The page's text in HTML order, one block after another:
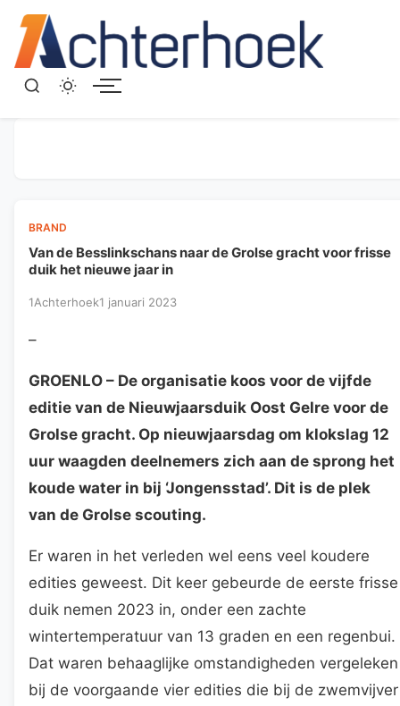
BRAND
Van de Besslinkschans naar de Grolse gracht voor frisse
duik het nieuwe jaar in
1Achterhoek1 januari 2023
–
GROENLO – De organisatie koos voor de vijfde
editie van de Nieuwjaarsduik Oost Gelre voor de
Grolse gracht. Op nieuwjaarsdag om klokslag 12
uur waagden deelnemers zich aan de sprong het
koude water in bij ‘Jongensstad’. Dit is de plek
van de Grolse scouting.
Er waren in het verleden wel eens veel koudere
edities geweest. Dit keer gebeurde de eerste frisse
duik nemen 2023 in, onder een zachte
wintertemperatuur van 13 graden en een regenbui.
Dat waren behaaglijke omstandigheden vergeleken
bij de voorgaande vier edities die bij de zwemvijver